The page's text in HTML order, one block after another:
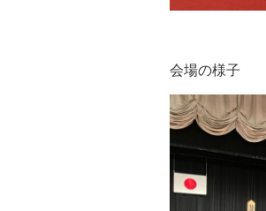
会場の様子